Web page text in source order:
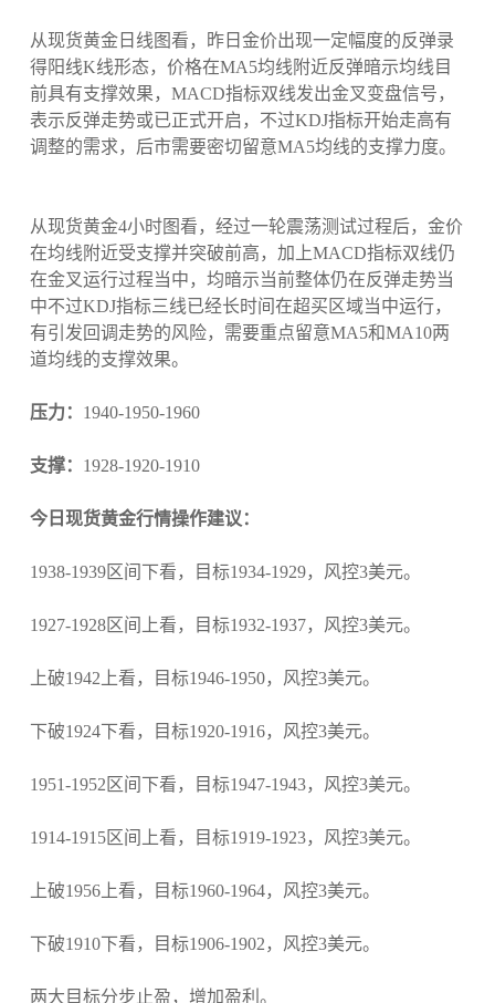
从现货黄金日线图看，昨日金价出现一定幅度的反弹录
得阳线K线形态，价格在MA5均线附近反弹暗示均线目
前具有支撑效果，MACD指标双线发出金叉变盘信号，
表示反弹走势或已正式开启，不过KDJ指标开始走高有
调整的需求，后市需要密切留意MA5均线的支撑力度。
从现货黄金4小时图看，经过一轮震荡测试过程后，金价
在均线附近受支撑并突破前高，加上MACD指标双线仍
在金叉运行过程当中，均暗示当前整体仍在反弹走势当
中不过KDJ指标三线已经长时间在超买区域当中运行，
有引发回调走势的风险，需要重点留意MA5和MA10两
道均线的支撑效果。
压力： 1940-1950-1960
支撑： 1928-1920-1910
今日现货黄金行情操作建议：
1938-1939区间下看，目标1934-1929，风控3美元。
1927-1928区间上看，目标1932-1937，风控3美元。
上破1942上看，目标1946-1950，风控3美元。
下破1924下看，目标1920-1916，风控3美元。
1951-1952区间下看，目标1947-1943，风控3美元。
1914-1915区间上看，目标1919-1923，风控3美元。
上破1956上看，目标1960-1964，风控3美元。
下破1910下看，目标1906-1902，风控3美元。
两大目标分步止盈，增加盈利。